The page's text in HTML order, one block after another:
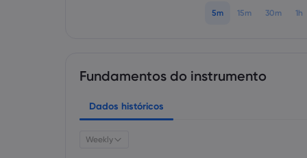
5m 15m 30m 1h
Fundamentos do instrumento
Dados históricos
Weekly